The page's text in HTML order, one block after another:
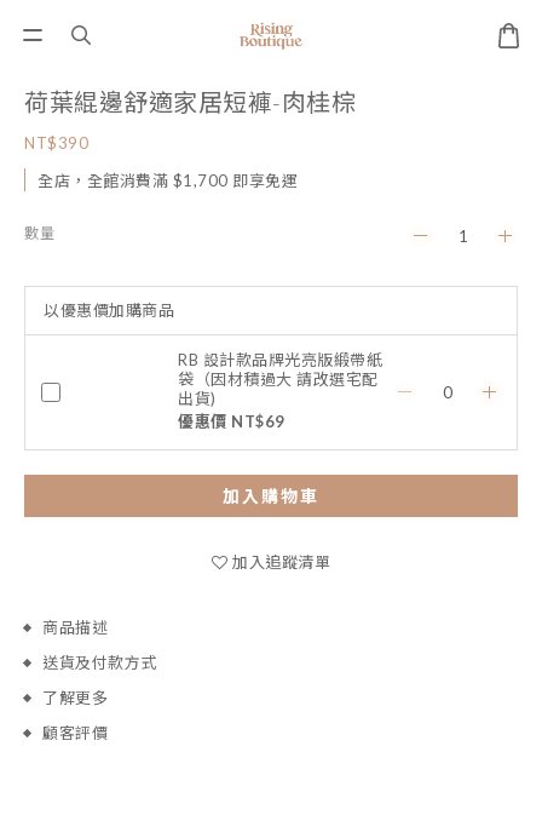
荷葉緄邊舒適家居短褲-肉桂棕
NT$390
全店，全館消費滿 $1,700 即享免運
數量
以優惠價加購商品
RB 設計款品牌光亮版緞帶紙
袋（因材積過大 請改選宅配
出貨)
優惠價 NT$69
加入購物車
加入追蹤清單
商品描述
送貨及付款方式
了解更多
顧客評價